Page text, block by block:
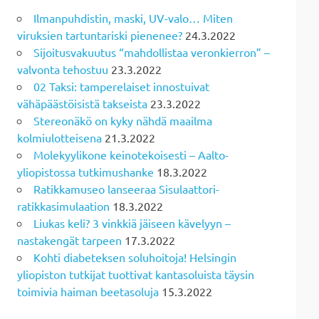
Ilmanpuhdistin, maski, UV-valo… Miten
viruksien tartuntariski pienenee? 24.3.2022
Sijoitusvakuutus “mahdollistaa veronkierron” –
valvonta tehostuu 23.3.2022
02 Taksi: tamperelaiset innostuivat
vähäpäästöisistä takseista 23.3.2022
Stereonäkö on kyky nähdä maailma
kolmiulotteisena 21.3.2022
Molekyylikone keinotekoisesti – Aalto-
yliopistossa tutkimushanke 18.3.2022
Ratikkamuseo lanseeraa Sisulaattori-
ratikkasimulaation 18.3.2022
Liukas keli? 3 vinkkiä jäiseen kävelyyn –
nastakengät tarpeen 17.3.2022
Kohti diabeteksen soluhoitoja! Helsingin
yliopiston tutkijat tuottivat kantasoluista täysin
toimivia haiman beetasoluja 15.3.2022